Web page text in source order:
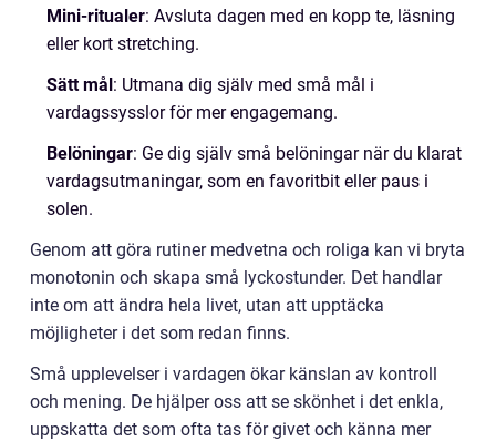
Mini-ritualer: Avsluta dagen med en kopp te, läsning
eller kort stretching.
Sätt mål: Utmana dig själv med små mål i
vardagssysslor för mer engagemang.
Belöningar: Ge dig själv små belöningar när du klarat
vardagsutmaningar, som en favoritbit eller paus i
solen.
Genom att göra rutiner medvetna och roliga kan vi bryta
monotonin och skapa små lyckostunder. Det handlar
inte om att ändra hela livet, utan att upptäcka
möjligheter i det som redan finns.
Små upplevelser i vardagen ökar känslan av kontroll
och mening. De hjälper oss att se skönhet i det enkla,
uppskatta det som ofta tas för givet och känna mer